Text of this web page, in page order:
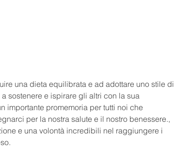
sostenere e ispirare gli altri con la sua
importante promemoria per tutti noi che
per la nostra salute e il nostro benessere.,
e una volontà incredibili nel raggiungere i